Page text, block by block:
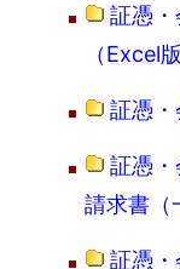
証憑
（Excel版
証憑
証憑
請求書（
証憑